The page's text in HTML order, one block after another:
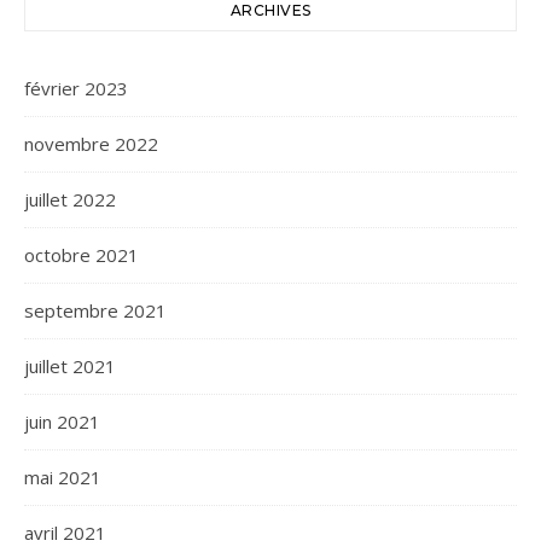
ARCHIVES
février 2023
novembre 2022
juillet 2022
octobre 2021
septembre 2021
juillet 2021
juin 2021
mai 2021
avril 2021